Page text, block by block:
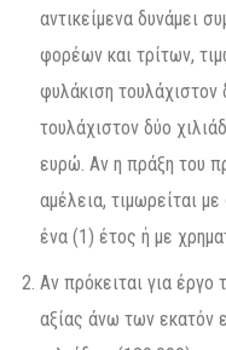
αντικείμενα δυνάμει
φορέων και τρίτων,
φυλάκιση τουλάχιστον
τουλάχιστον δύο
ευρώ. Αν η πράξη του
αμέλεια, τιμωρείται
ένα (1) έτος ή με
Αν πρόκειται για έργο
αξίας άνω των εκατόν